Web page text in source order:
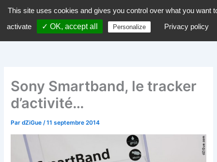
contenu
dZiGue
Sony Smartband, le tracker
d’activité…
PardZiGue/11 septembre 2014
This site uses cookies and gives you control over what you want
activate
✓ OK, accept all Personalize Privacy policy